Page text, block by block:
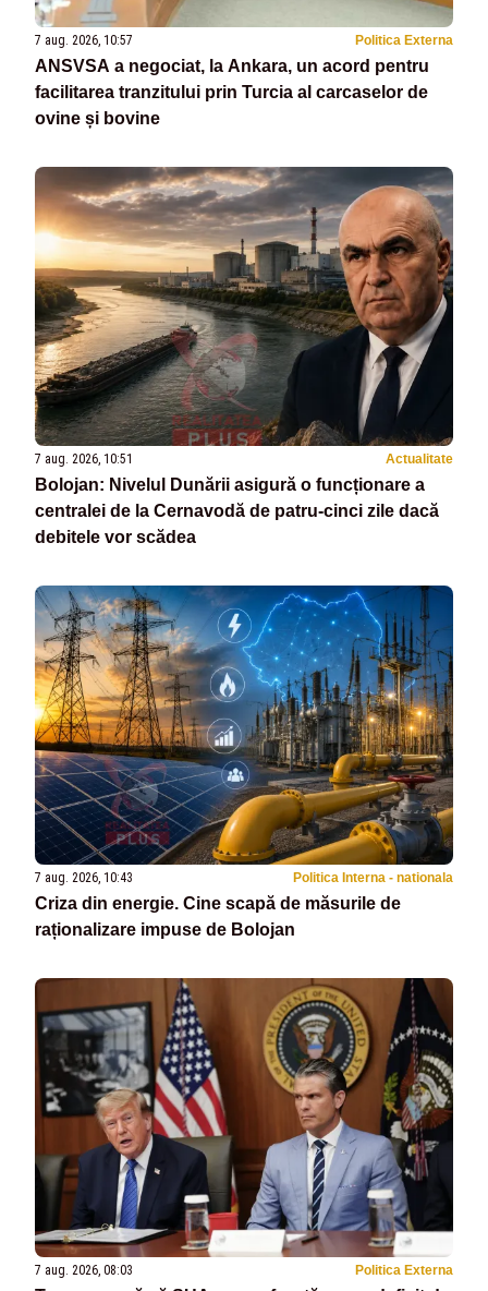
7 aug. 2026, 10:57 Politica Externa
ANSVSA a negociat, la Ankara, un acord pentru
facilitarea tranzitului prin Turcia al carcaselor de
ovine și bovine
7 aug. 2026, 10:51 Actualitate
Bolojan: Nivelul Dunării asigură o funcționare a
centralei de la Cernavodă de patru-cinci zile dacă
debitele vor scădea
7 aug. 2026, 10:43 Politica Interna - nationala
Criza din energie. Cine scapă de măsurile de
raționalizare impuse de Bolojan
7 aug. 2026, 08:03 Politica Externa